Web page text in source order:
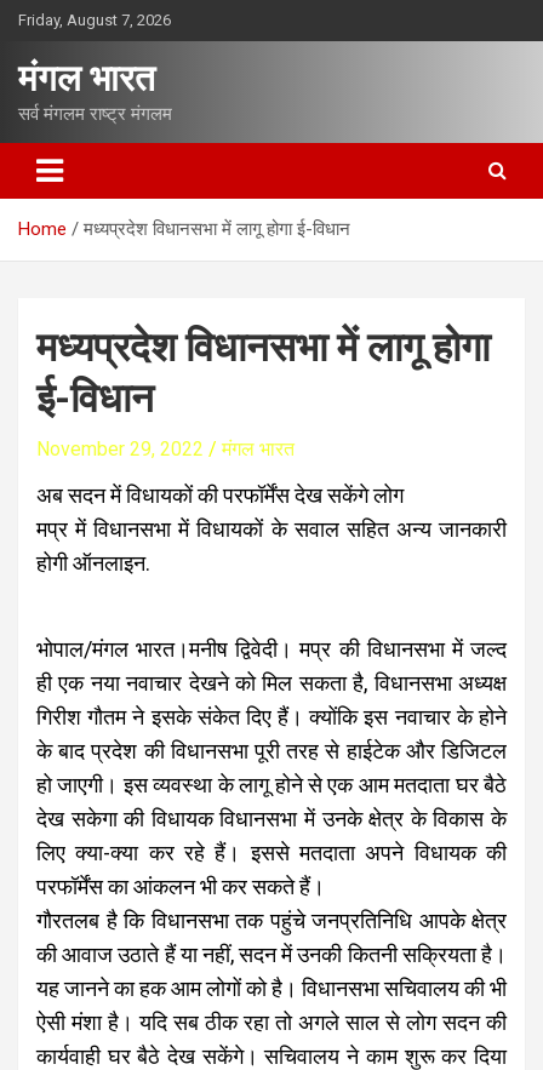
o
e
Friday, August 7, 2026
मंगल भारत
सर्व मंगलम राष्ट्र मंगलम
Home मध्यप्रदेश विधानसभा में लागू होगा ई-विधान
मध्यप्रदेश विधानसभा में लागू होगा
ई-विधान
November 29, 2022 मंगल भारत
अब सदन में विधायकों की परफॉर्मेंस देख सकेंगे लोग
मप्र में विधानसभा में विधायकों के सवाल सहित अन्य जानकारी
होगी ऑनलाइन.
भोपाल/मंगल भारत।मनीष द्विवेदी। मप्र की विधानसभा में जल्द
ही एक नया नवाचार देखने को मिल सकता है, विधानसभा अध्यक्ष
गिरीश गौतम ने इसके संकेत दिए हैं। क्योंकि इस नवाचार के होने
के बाद प्रदेश की विधानसभा पूरी तरह से हाईटेक और डिजिटल
हो जाएगी। इस व्यवस्था के लागू होने से एक आम मतदाता घर बैठे
देख सकेगा की विधायक विधानसभा में उनके क्षेत्र के विकास के
लिए क्या-क्या कर रहे हैं। इससे मतदाता अपने विधायक की
परफॉर्मेंस का आंकलन भी कर सकते हैं।
गौरतलब है कि विधानसभा तक पहुंचे जनप्रतिनिधि आपके क्षेत्र
की आवाज उठाते हैं या नहीं, सदन में उनकी कितनी सक्रियता है।
यह जानने का हक आम लोगों को है। विधानसभा सचिवालय की भी
ऐसी मंशा है। यदि सब ठीक रहा तो अगले साल से लोग सदन की
कार्यवाही घर बैठे देख सकेंगे। सचिवालय ने काम शुरू कर दिया